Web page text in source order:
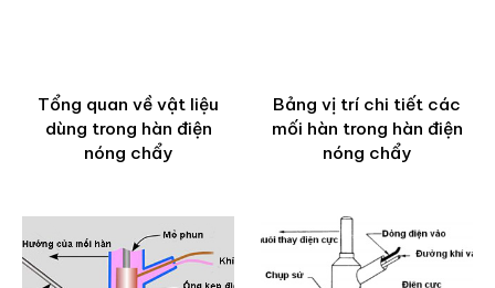
Tổng quan về vật liệu
dùng trong hàn điện
nóng chẩy
Bảng vị trí chi tiết các
mối hàn trong hàn điện
nóng chẩy